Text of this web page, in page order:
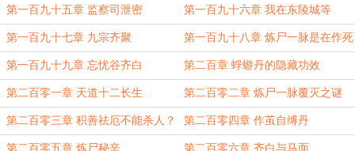
第一百九十五章 监察司泄密 第一百九十六章 我在东陵城等
第一百九十七章 九宗齐聚 第一百九十八章 炼尸一脉是在作死
第一百九十九章 忘忧谷齐白 第二百章 蜉蝣丹的隐藏功效
第二百零一章 天道十二长生 第二百零二章 炼尸一脉覆灭之谜
第二百零三章 积善祛厄不能杀人？ 第二百零四章 作茧自缚丹
第二百零五章 炼尸秘辛 第二百零六章 齐白与马面